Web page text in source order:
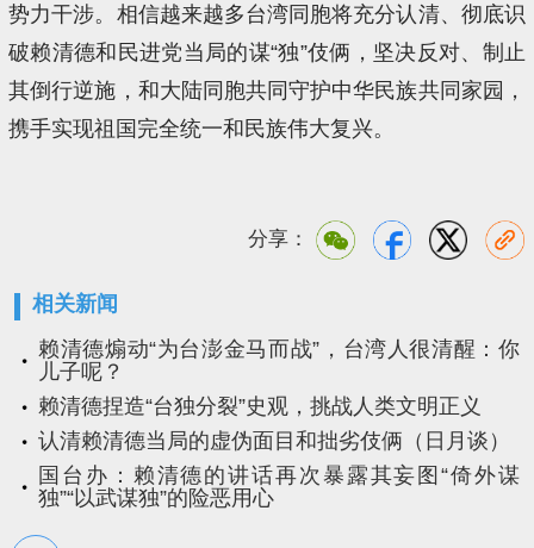
势力干涉。相信越来越多台湾同胞将充分认清、彻底识
破赖清德和民进党当局的谋“独”伎俩，坚决反对、制止
其倒行逆施，和大陆同胞共同守护中华民族共同家园，
携手实现祖国完全统一和民族伟大复兴。
分享：
相关新闻
赖清德煽动“为台澎金马而战”，台湾人很清醒：你
儿子呢？
赖清德捏造“台独分裂”史观，挑战人类文明正义
认清赖清德当局的虚伪面目和拙劣伎俩（日月谈）
国台办：赖清德的讲话再次暴露其妄图“倚外谋
独”“以武谋独”的险恶用心